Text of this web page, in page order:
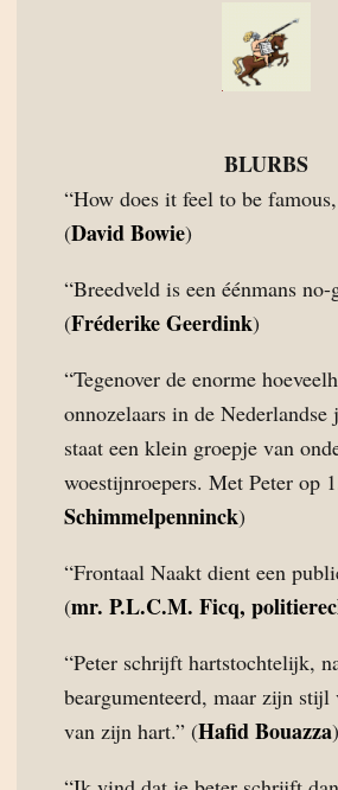
BLURBS
“How does it feel to be
(David Bowie)
“Breedveld is een éénmans no-
(Fréderike Geerdink)
“Tegenover de enorme
onnozelaars in de
staat een klein groepje van
woestijnroepers. Met Peter op
Schimmelpenninck)
“Frontaal Naakt dient een
(mr. P.L.C.M. Ficq,
“Peter schrijft hartstochtelijk,
beargumenteerd, maar zijn
van zijn hart.” (Hafid Bouazza